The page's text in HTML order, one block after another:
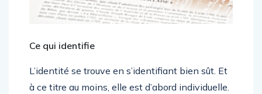
Ce qui identifie
L’identité se trouve en s’identifiant bien sût. Et
à ce titre au moins, elle est d’abord individuelle.